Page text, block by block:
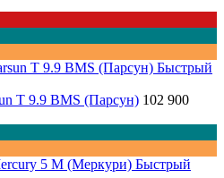
Быстрый
T 9.9 BMS (Парсун) 102 900
Быстрый